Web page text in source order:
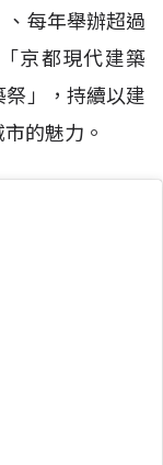
每年舉辦超過
京都現代建築
」，持續以建
的魅力。